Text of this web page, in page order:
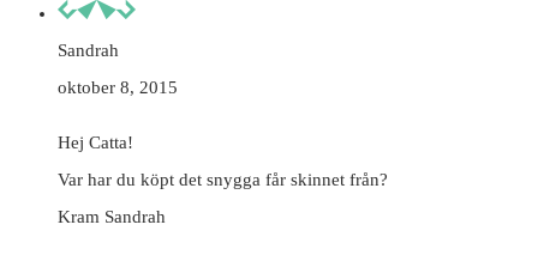
Sandrah
oktober 8, 2015
Hej Catta!
Var har du köpt det snygga får skinnet från?
Kram Sandrah